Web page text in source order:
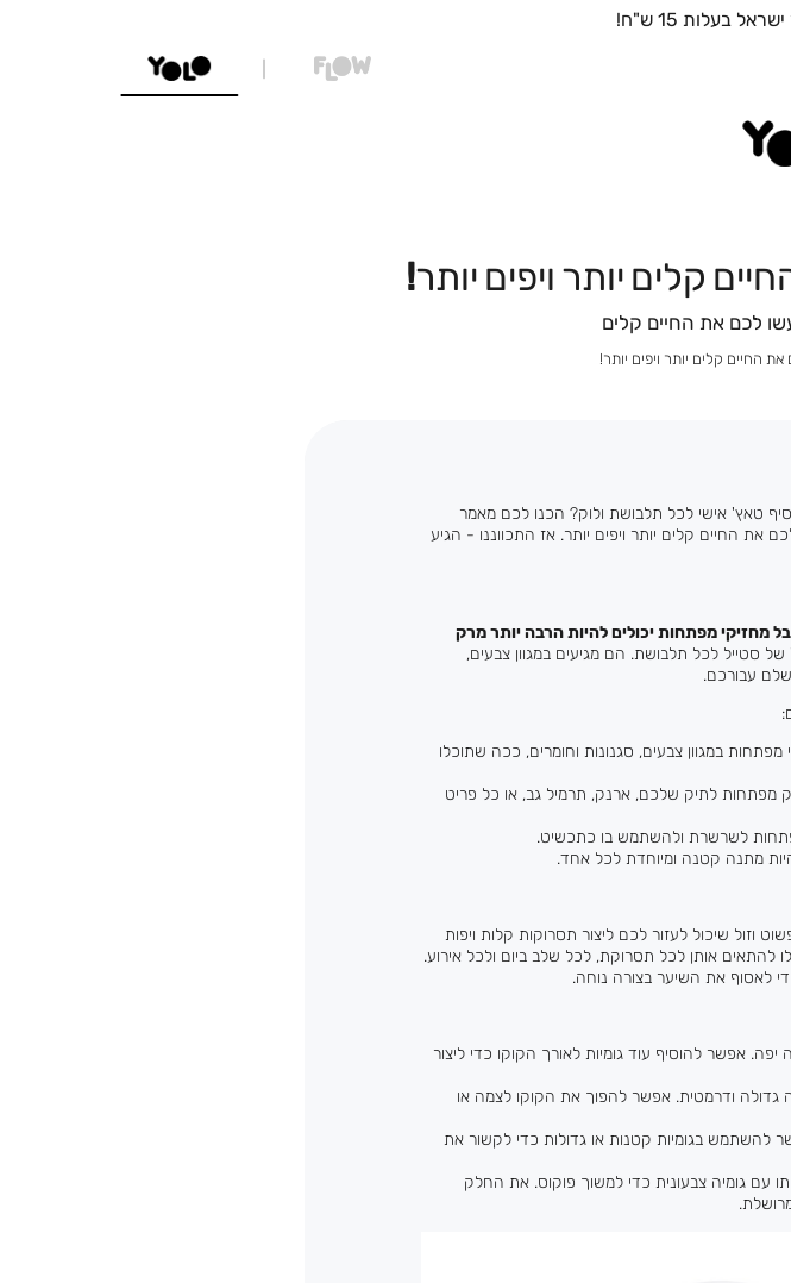
אליכם בחינם!
לכם את החיים קלים
ויפים
יותר!
טאץ' אישי לכל תלבושת ולוק? הכנו לכם מאמר
שיעשו לכם את החיים קלים יותר ויפים יותר. אז התכווננו - הגיע
מחזיקי מפתחות יכולים להיות הרבה יותר מרק
סטייל לכל תלבושת. הם מגיעים במגוון צבעים,
עבורכם.
מפתחות במגוון צבעים, סגנונות וחומרים, ככה שתוכלו
מפתחות לתיק שלכם, ארנק, תרמיל גב, או כל פריט
לשרשרת ולהשתמש בו כתכשיט.
מתנה קטנה ומיוחדת לכל אחד.
וזול שיכול לעזור לכם ליצור תסרוקות קלות ויפות
להתאים אותן לכל תסרוקת, לכל שלב ביום ולכל אירוע.
לאסוף את השיער בצורה נוחה.
אפשר להוסיף עוד גומיות לאורך הקוקו כדי ליצור
גדולה ודרמטית. אפשר להפוך את הקוקו לצמה או
להשתמש בגומיות קטנות או גדולות כדי לקשור את
עם גומיה צבעונית כדי למשוך פוקוס. את החלק